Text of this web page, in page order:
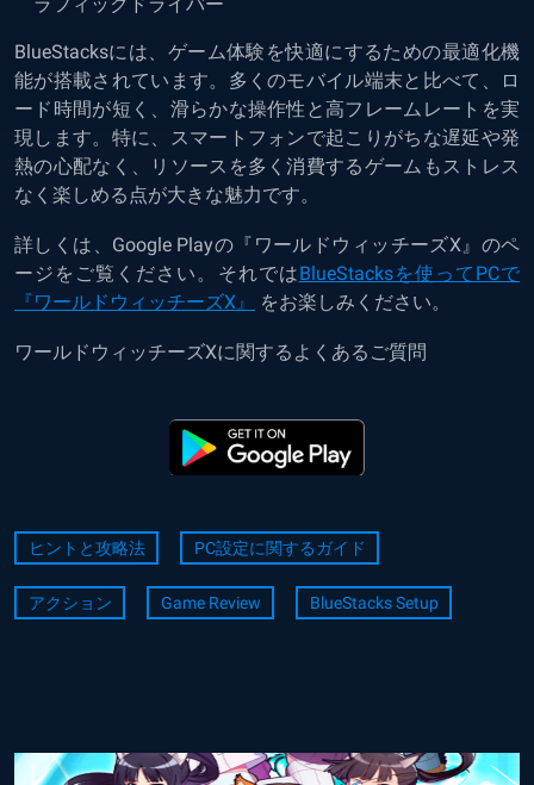
BlueStacksには、ゲーム体験を快適にするための最適化機
能が搭載されています。多くのモバイル端末と比べて、ロ
ード時間が短く、滑らかな操作性と高フレームレートを実
現します。特に、スマートフォンで起こりがちな遅延や発
熱の心配なく、リソースを多く消費するゲームもストレス
なく楽しめる点が大きな魅力です。
詳しくは、Google Playの『ワールドウィッチーズX』のペ
ージをご覧ください。それではBlueStacksを使ってPCで
『ワールドウィッチーズX』
をお楽しみください。
ワールドウィッチーズXに関するよくあるご質問
ヒントと攻略法 PC設定に関するガイド
アクション Game Review BlueStacks Setup